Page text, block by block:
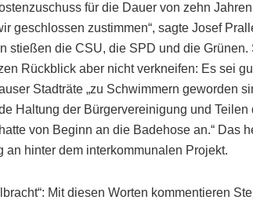
für die Dauer von zehn
geschlossen zustimmen“, sagte Josef
stießen die CSU, die SPD und die
Rückblick aber nicht verkneifen: Es sei
Stadträte „zu Schwimmern geworden
Haltung der Bürgervereinigung und
von Beginn an die Badehose an.“ Das
an hinter dem interkommunalen Projekt.
Mit diesen Worten kommentieren